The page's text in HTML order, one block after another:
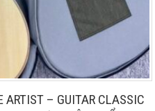
ARTIST – GUITAR CLASSIC